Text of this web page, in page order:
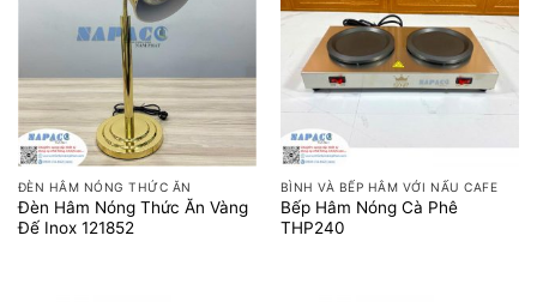
ĐÈN HÂM NÓNG THỨC ĂN
Đèn Hâm Nóng Thức Ăn Vàng
Đế Inox 121852
BÌNH VÀ BẾP HÂM VỚI NẤU CAFE
Bếp Hâm Nóng Cà Phê
THP240